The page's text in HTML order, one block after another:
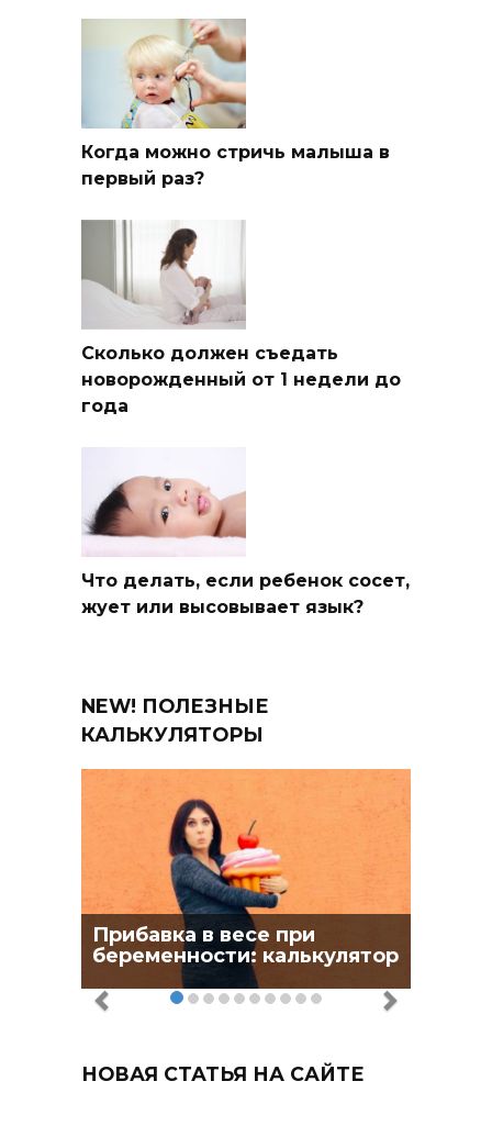
Когда можно стричь малыша в
первый раз?
Сколько должен съедать
новорожденный от 1 недели до
года
Что делать, если ребенок сосет,
жует или высовывает язык?
NEW! ПОЛЕЗНЫЕ
КАЛЬКУЛЯТОРЫ
Прибавка в весе при
беременности: калькулятор
НОВАЯ СТАТЬЯ НА САЙТЕ